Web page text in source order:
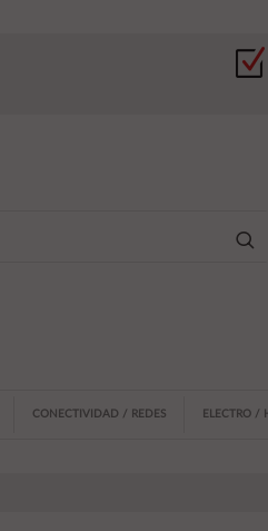
CONECTIVIDAD / REDES ELECTRO /